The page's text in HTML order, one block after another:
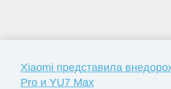
Xiaomi представила
Pro и YU7 Max